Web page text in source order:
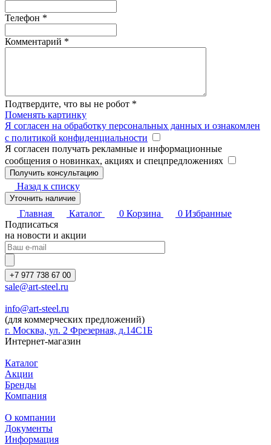
Телефон *
Комментарий *
Подтвердите, что вы не робот *
Поменять картинку
Я согласен на обработку персональных данных и ознакомлен
с политикой конфиденциальности
Я согласен получать рекламные и информационные
сообщения о новинках, акциях и спецпредложениях
Назад к списку
Уточнить наличие
Главная Каталог 0 Корзина 0 Избранные
Подписаться
на новости и акции
+7 977 738 67 00
sale@art-steel.ru
info@art-steel.ru
(для коммерческих предложений)
г. Москва, ул. 2 Фрезерная, д.14С1Б
Интернет-магазин
Каталог
Акции
Бренды
Компания
О компании
Документы
Информация